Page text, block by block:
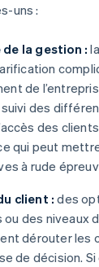
uns :
la gestion :
de
des
des
qui peut
à rude
client :des
ou des niveaux
dérouter les
de décision.